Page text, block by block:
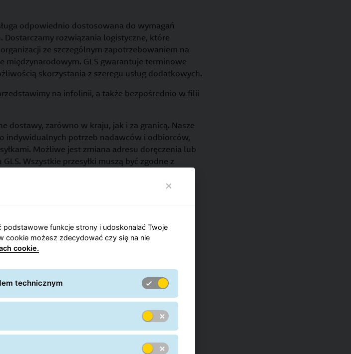
odpowiednio dostosowana do wymagań
rozwiązania logistyczne, które
ze szczególnym zapotrzebowaniem na
międzynarodowym. GLS gwarantuje terminowe
skorzystania z szeregu usług dodatkowych.
na infolinii, a także bezpośrednio w filii
dostawy, zarówno w kraju, jak i za granicą. Nasze
indywidualnych potrzeb nadawców i odbiorców,
Możliwe jest zmiana adresu doręczenia lub
Wszystkie przesyłki muszą być zgodne z
paczek.
przesyłki nie może przekraczać 300 cm.
internetowej, aby sprawdzić, gdzie
w Nowym Targu.
Punktów GLS
w województwie małopolskim:
funkcje strony i udoskonalać Twoje
cookie możesz zdecydować czy się na nie
cookie.
technicznym